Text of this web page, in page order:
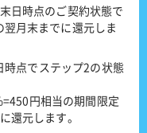
日時点のご契約状態で
月末までに還元しま
点でステップ2の状態
円相当の期間限定
還元します。